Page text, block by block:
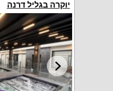
יוקרה בגליל דרנה